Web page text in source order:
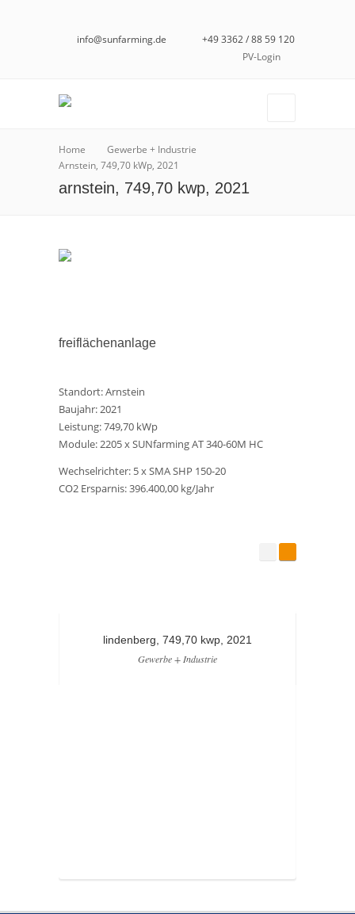
info@sunfarming.de
+49 3362 / 88 59 120
PV-Login
Home
Gewerbe + Industrie
Arnstein, 749,70 kWp, 2021
arnstein, 749,70 kwp, 2021
freiflächenanlage
Standort: Arnstein
Baujahr: 2021
Leistung: 749,70 kWp
Module: 2205 x SUNfarming AT 340-60M HC
Wechselrichter: 5 x SMA SHP 150-20
CO2 Ersparnis: 396.400,00 kg/Jahr
lindenberg, 749,70 kwp, 2021
Gewerbe + Industrie